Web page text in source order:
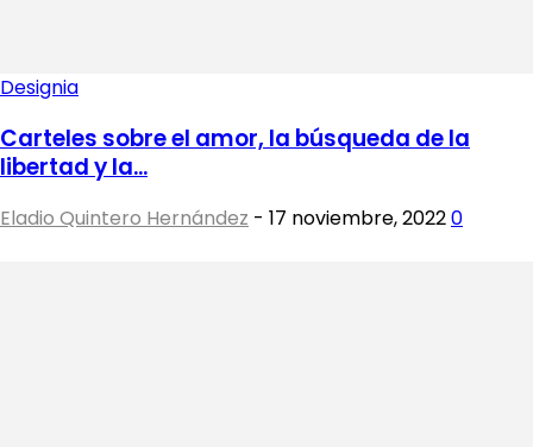
Designia
Carteles sobre el amor, la búsqueda de la
libertad y la...
Eladio Quintero Hernández - 17 noviembre, 20220